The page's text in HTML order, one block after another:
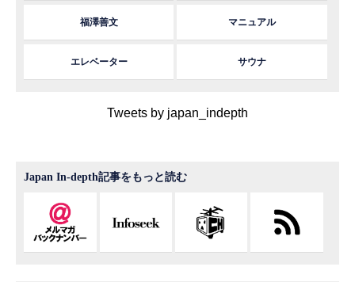
福澤善文 マニュアル
エレベーター サウナ
Tweets by japan_indepth
Japan In-depth記事をもっと読む